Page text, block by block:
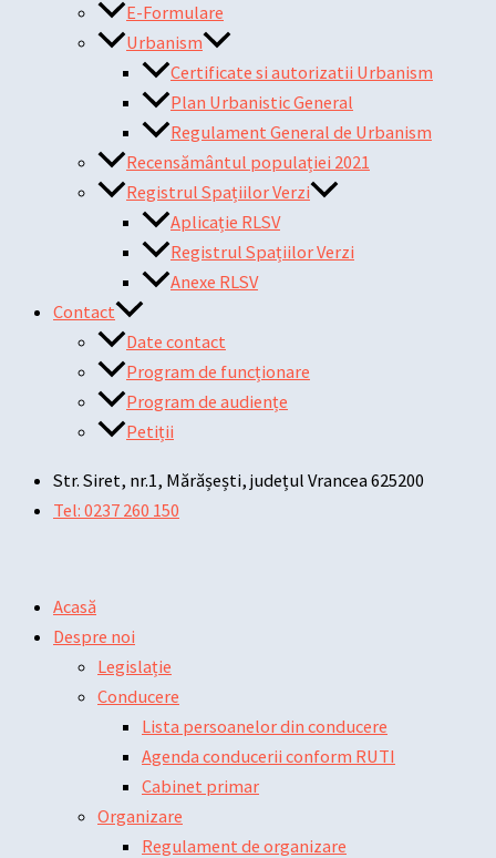
E-Formulare
Urbanism
Certificate si autorizatii Urbanism
Plan Urbanistic General
Regulament General de Urbanism
Recensământul populației 2021
Registrul Spațiilor Verzi
Aplicație RLSV
Registrul Spațiilor Verzi
Anexe RLSV
Contact
Date contact
Program de funcționare
Program de audiențe
Petiții
Str. Siret, nr.1, Mărășești, județul Vrancea 625200
Tel: 0237 260 150
Acasă
Despre noi
Legislație
Conducere
Lista persoanelor din conducere
Agenda conducerii conform RUTI
Cabinet primar
Organizare
Regulament de organizare